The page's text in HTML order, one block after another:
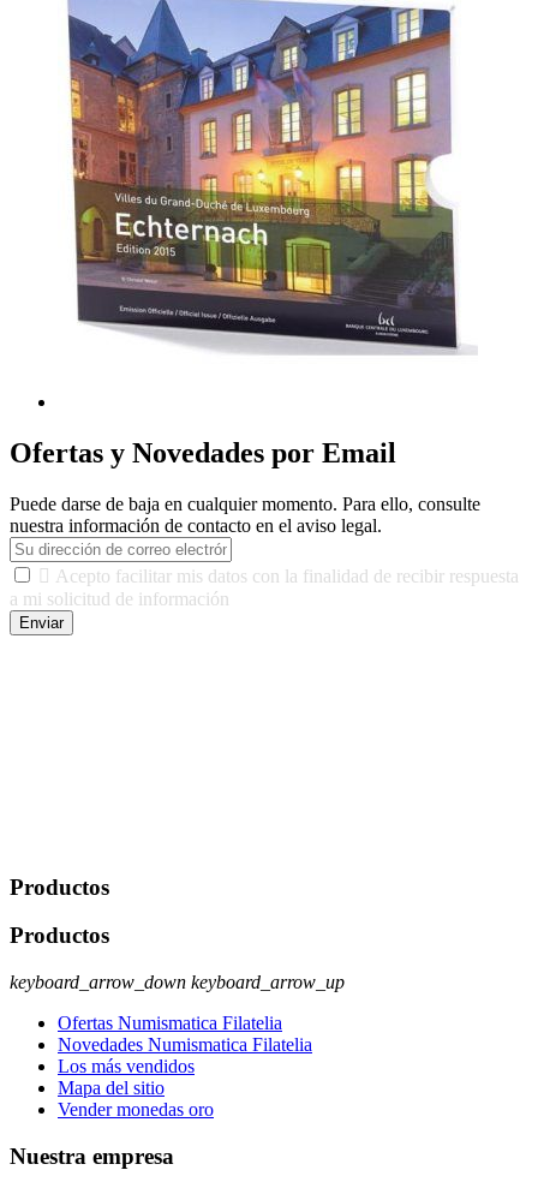
Ofertas y Novedades por Email
Puede darse de baja en cualquier momento. Para ello, consulte
nuestra información de contacto en el aviso legal.
 Acepto facilitar mis datos con la finalidad de recibir respuesta
a mi solicitud de información
Enviar
Productos
Productos
keyboard_arrow_down keyboard_arrow_up
Ofertas Numismatica Filatelia
Novedades Numismatica Filatelia
Los más vendidos
Mapa del sitio
Vender monedas oro
Nuestra empresa